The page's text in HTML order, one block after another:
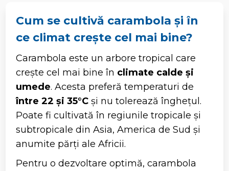
Cum se cultivă carambola și în
ce climat crește cel mai bine?
Carambola este un arbore tropical care
crește cel mai bine în climate calde și
umede. Acesta preferă temperaturi de
între 22 și 35°C și nu tolerează înghețul.
Poate fi cultivată în regiunile tropicale și
subtropicale din Asia, America de Sud și
anumite părți ale Africii.
Pentru o dezvoltare optimă, carambola